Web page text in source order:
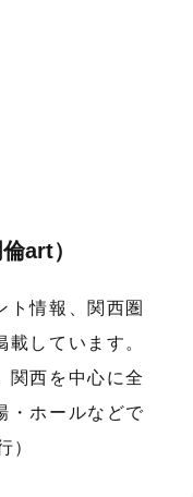
art）
ト情報、関西圏
しています。
関西を中心に全
・ホールなどで
）